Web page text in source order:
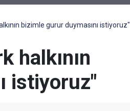
bizimle gurur duymasını istiyoruz"
halkının
istiyoruz"